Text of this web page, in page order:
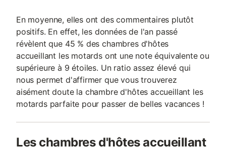
En moyenne, elles ont des commentaires plutôt
positifs. En effet, les données de l'an passé
révèlent que 45 % des chambres d'hôtes
accueillant les motards ont une note équivalente ou
supérieure à 9 étoiles. Un ratio assez élevé qui
nous permet d'affirmer que vous trouverez
aisément doute la chambre d'hôtes accueillant les
motards parfaite pour passer de belles vacances !
Les chambres d'hôtes accueillant